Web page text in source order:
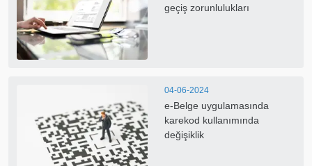
geçiş zorunlulukları
04-06-2024
e-Belge uygulamasında
karekod kullanımında
değişiklik